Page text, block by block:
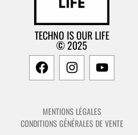
TECHNO IS OUR LIFE
© 2025
MENTIONS LÉGALES
CONDITIONS GÉNÉRALES DE VENTE